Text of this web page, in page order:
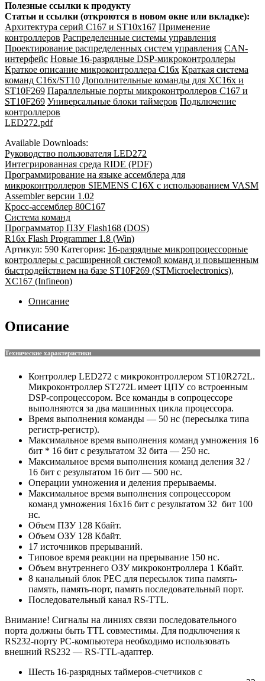
Полезные ссылки к продукту
Статьи и ссылки (откроются в новом окне или вкладке):
Архитектура серий С167 и ST10x167 Применение
контроллеров Распределенные системы управления
Проектирование распределенных систем управления CAN-
интерфейс Новые 16-разрядные DSP-микроконтроллеры
Краткое описание микроконтроллера C16x Краткая система
команд C16x/ST10 Дополнительные команды для XC16x и
ST10F269 Параллельные порты микроконтроллеров C167 и
ST10F269 Универсальные блоки таймеров Подключение
контроллеров
LED272.pdf
Available Downloads:
Руководство пользователя LED272
Интегрированная среда RIDE (PDF)
Программирование на языке ассемблера для
микроконтроллеров SIEMENS C16X с использованием VASM
Assembler версии 1.02
Кросс-ассемблер 80С167
Система команд
Программатор ПЗУ Flash168 (DOS)
R16x Flash Programmer 1.8 (Win)
Артикул: 590 Категория: 16-разрядные микропроцессорные
контроллеры c расширенной системой команд и повышенным
быстродействием на базе ST10F269 (STMicroelectronics),
XC167 (Infineon)
Описание
Описание
Технические характеристики
Контроллер LED272 с микроконтроллером ST10R272L.
Микроконтроллер ST272L имеет ЦПУ со встроенным
DSP-сопроцессором. Все команды в сопроцессоре
выполняются за два машинных цикла процессора.
Время выполнения команды — 50 нс (пересылка типа
регистр-регистр).
Максимальное время выполнения команд умножения 16
бит * 16 бит с результатом 32 бита — 250 нс.
Максимальное время выполнения команд деления 32 /
16 бит с результатом 16 бит — 500 нс.
Операции умножения и деления прерываемы.
Максимальное время выполнения сопроцессором
команд умножения 16х16 бит с результатом 32 бит 100
нс.
Объем ПЗУ 128 Кбайт.
Объем ОЗУ 128 Кбайт.
17 источников прерываний.
Типовое время реакции на прерывание 150 нс.
Объем внутреннего ОЗУ микроконтроллера 1 Кбайт.
8 канальный блок PEC для пересылок типа память-
память, память-порт, память последовательный порт.
Последовательный канал RS-TTL.
Внимание! Сигналы на линиях связи последовательного
порта должны быть TTL совместимы. Для подключения к
RS232-порту PC-компьютера необходимо использовать
внешний RS232 — RS-TTL-адаптер.
Шесть 16-разрядных таймеров-счетчиков с